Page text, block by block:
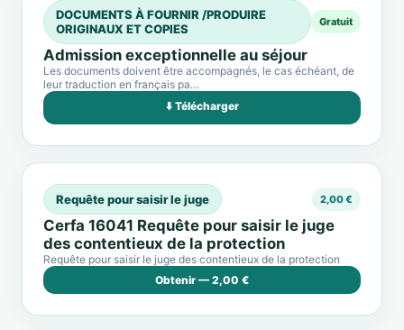
DOCUMENTS À FOURNIR /PRODUIRE
ORIGINAUX ET COPIES
Gratuit
Admission exceptionnelle au séjour
Les documents doivent être accompagnés, le cas échéant, de
leur traduction en français pa…
⬇️ Télécharger
Requête pour saisir le juge 2,00 €
Cerfa 16041 Requête pour saisir le juge
des contentieux de la protection
Requête pour saisir le juge des contentieux de la protection
Obtenir — 2,00 €